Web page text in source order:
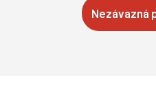
Nezávazná